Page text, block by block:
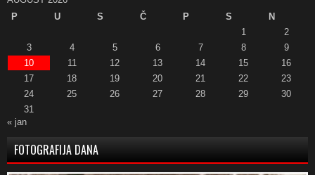
P
U S Č P S
N
1
2
3
4 5 6 7 8
9
10
11 12 13 14 15
16
17
18 19 20 21 22
23
24
25 26 27 28 29
30
31
« jan
FOTOGRAFIJA DANA